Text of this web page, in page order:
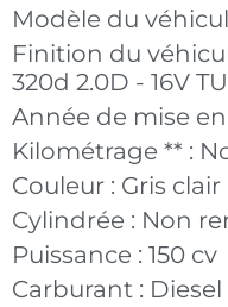
Modèle du
Finition du
320d 2.0D - 16V
Année de mise
Kilométrage ** :
Couleur : Gris clair
Cylindrée : Non
Puissance : 150 cv
Carburant : Diesel